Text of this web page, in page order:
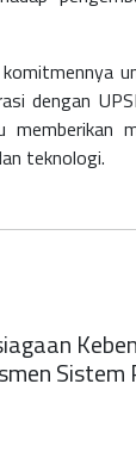
dengan
teknologi.